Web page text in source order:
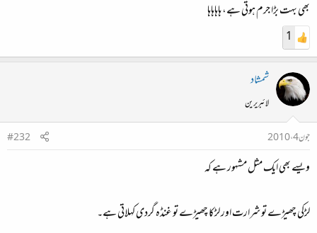
بھی بہت بڑا جرم ہوتی ہے، ہاہاہاہا
1
شمشاد
لائبریرین
جون 4، 2010
#232
ویسے بھی ایک مثل مشہور ہے کہ
لڑکی چھیڑے تو شرارت اور لڑکا چھیڑے تو غنڈہ گردی کہلاتی ہے۔